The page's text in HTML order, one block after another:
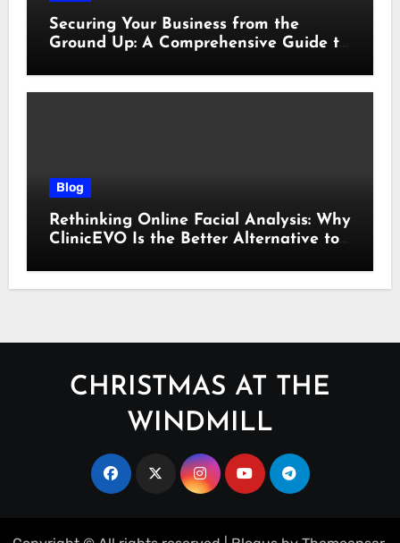
Securing Your Business from the
Ground Up: A Comprehensive Guide to
Blog
Rethinking Online Facial Analysis: Why
ClinicEVO Is the Better Alternative to
CHRISTMAS AT THE
WINDMILL